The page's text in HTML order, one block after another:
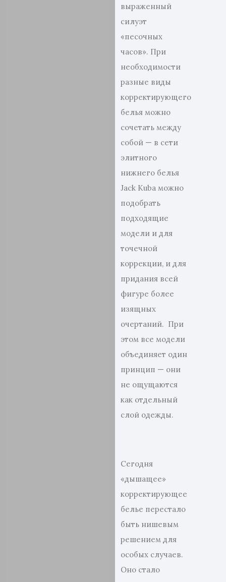
выраженный
силуэт
«песочных
часов». При
необходимости
разные виды
корректирующего
белья можно
сочетать между
собой — в сети
элитного
нижнего белья
Jack Kuba можно
подобрать
подходящие
модели и для
точечной
коррекции, и для
придания всей
фигуре более
изящных
очертаний. При
этом все модели
объединяет один
принцип — они
не ощущаются
как отдельный
слой одежды.
Сегодня
«дышащее»
корректирующее
белье перестало
быть нишевым
решением для
особых случаев.
Оно стало